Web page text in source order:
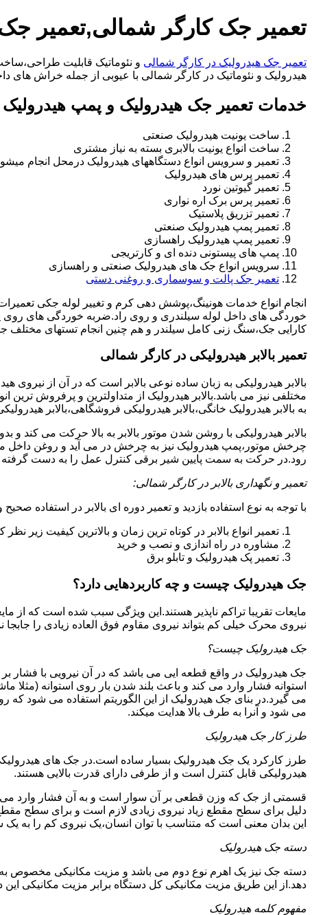
تعمیر جک کارگر شمالی,تعمیر
تعمیر جک هیدرولیک در کارگر شمالی و نئوماتیک قابلیت
هیدرولیک و نئوماتیک در کارگر شمالی با عیوبی از جمله خراش های داخل سیلندر،خرابی
خدمات تعمیر جک هیدرولیک و پمپ
ساخت یونیت هیدرولیک صنعتی
ساخت انواع یونیت بالابری بسته به نیاز مشتری
تعمیر و سرویس انواع دستگاههای هیدرولیک درمحل انجام
تعمیر پرس های هیدرولیک
تعمیر گیوتین نورد
تعمیر پرس برک اره نواری
تعمیر تزریق پلاستیک
تعمیر پمپ هیدرولیک صنعتی
تعمیر پمپ هیدرولیک راهسازی
پمپ های پیستونی دنده ای و کارتریجی
سرویس انواع جک های هیدرولیک صنعتی و راهسازی
تعمیر جک پالت و سوسماری و روغنی دستی
انجام انواع خدمات هونینگ،پوشش دهی کرم و تغییر لوله جکی
خوردگی های داخل لوله سیلندری و روی راد.ضربه خوردگی های روی
کارایی جک،سنگ زنی کامل سیلندر و هم چنین انجام تستهای
تعمیر بالابر هیدرولیکی در کارگر شمالی
بالابر هیدرولیکی به زبان ساده نوعی بالابر است که در آن از نیروی
مختلفی نیز می باشد.بالابر هیدرولیک از متداولترین و پرفروش ترین
به بالابر هیدرولیک خانگی،بالابر هیدرولیکی فروشگاهی،بالابر
بالابر هیدرولیکی با روشن شدن موتور بالابر به بالا حرکت می
چرخش موتور،پمپ هیدرولیک نیز به چرخش در می آید و روغن داخل
رود.در حرکت به سمت پایین شیر برقی کنترل عمل را به دست گرفته و
تعمیر و نگهداری بالابر در کارگر شمالی:
با توجه به نوع استفاده بازدید و تعمیر دوره ای بالابر در استفاده
تعمیر انواع بالابر در کوتاه ترین زمان و بالاترین کیفیت زیر
مشاوره در راه اندازی و نصب و خرید
تعمیر پک هیدرولیک و تابلو برق
جک هیدرولیک چیست و چه کاربردهایی دارد؟
مایعات تقریبا تراکم ناپذیر هستند.این ویژگی سبب شده است که از
نیروی محرک خیلی کم بتواند نیروی مقاوم فوق العاده زیادی را جابجا
جک هیدرولیک چیست؟
جک هیدرولیک در واقع قطعه ایی می باشد که در آن نیرویی با فشار
استوانه فشار وارد می کند و باعث بلند شدن بار روی استوانه
می گیرد.در بنای جک هیدرولیک از این الگوریتم استفاده می شود که
می شود و آنرا به طرف بالا هدایت میکند.
طرز کار جک هیدرولیک
طرز کارکرد یک جک هیدرولیک بسیار ساده است.در جک های
هیدرولیکی قابل کنترل است و از طرفی دارای قدرت بالایی هستند.
قسمتی از جک که وزن قطعی بر آن سوار است و به آن فشار وارد می
دلیل برای سطح مقطع زیاد نیروی زیادی لازم است و برای سطح مقطع
این بدان معنی است که متناسب با توان انسان،یک نیروی کم را به
دسته جک هیدرولیک
دسته جک نیز یک اهرم نوع دوم می باشد و مزیت مکانیکی مخصوص به
دهد.از این طریق مزیت مکانیکی کل دستگاه برابر مزیت مکانیکی
مفهوم کلمه هیدرولیک